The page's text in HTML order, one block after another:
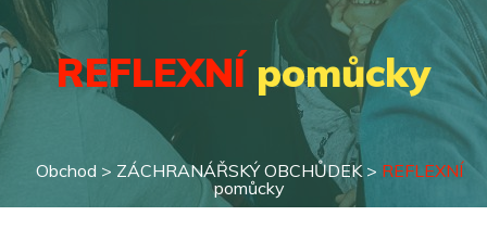
REFLEXNÍ pomůcky
Obchod > ZÁCHRANÁŘSKÝ OBCHŮDEK> REFLEXNÍ
pomůcky